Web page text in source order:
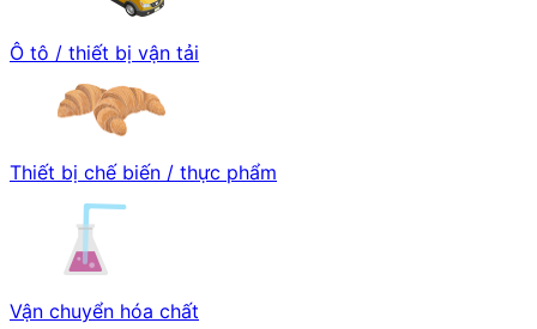
Ô tô / thiết bị vận tải
Thiết bị chế biến / thực phẩm
Vận chuyển hóa chất